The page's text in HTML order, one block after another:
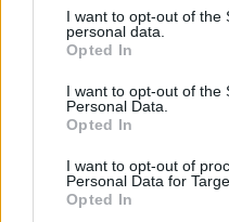
I want to opt-out of the
personal data.
Opted In
I want to opt-out of the
Personal Data.
Opted In
I want to opt-out of
Personal Data for
Opted In
Poslední březnový den do
Pojistky zavítá písničkář a
VÍCE OD AUTORA